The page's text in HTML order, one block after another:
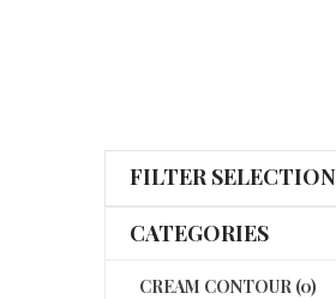
FILTER SELECTION
CATEGORIES
CREAM CONTOUR (0)